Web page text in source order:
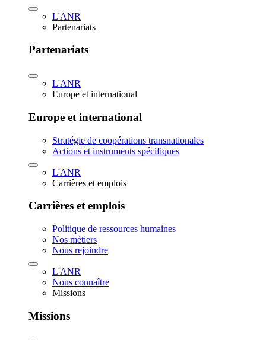
L'ANR
Partenariats
Partenariats
L'ANR
Europe et international
Europe et international
Stratégie de coopérations transnationales
Actions et instruments spécifiques
L'ANR
Carrières et emplois
Carrières et emplois
Politique de ressources humaines
Nos métiers
Nous rejoindre
L'ANR
Nous connaître
Missions
Missions